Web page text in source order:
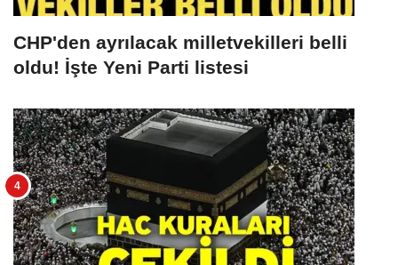
CHP'den ayrılacak milletvekilleri belli
oldu! İşte Yeni Parti listesi